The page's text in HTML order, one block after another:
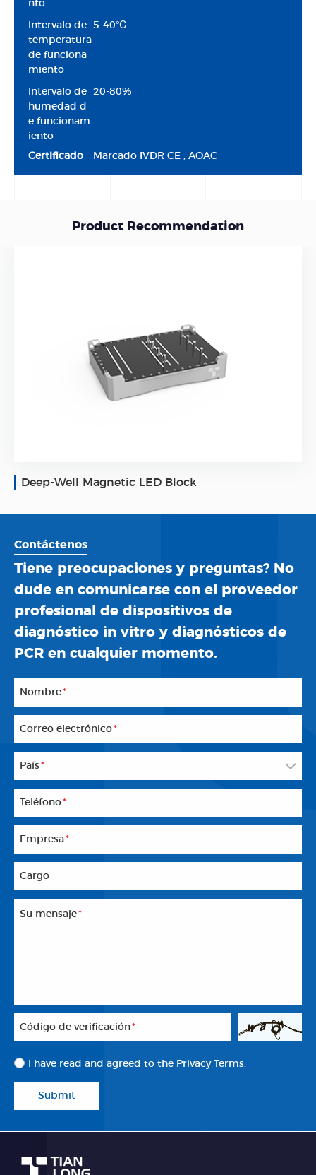
nto
Intervalo de
temperatura
de funciona
miento
5-40℃
Intervalo de
humedad d
e funcionam
iento
20-80%
Certificado Marcado IVDR CE , AOAC
Product Recommendation
Deep-Well Magnetic LED Block
Contáctenos
Tiene preocupaciones y preguntas? No
dude en comunicarse con el proveedor
profesional de dispositivos de
diagnóstico in vitro y diagnósticos de
PCR en cualquier momento.
Nombre*
Correo electrónico*
País *
Teléfono*
Empresa*
Cargo
Su mensaje*
Código de verificación*
I have read and agreed to the Privacy Terms.
Submit